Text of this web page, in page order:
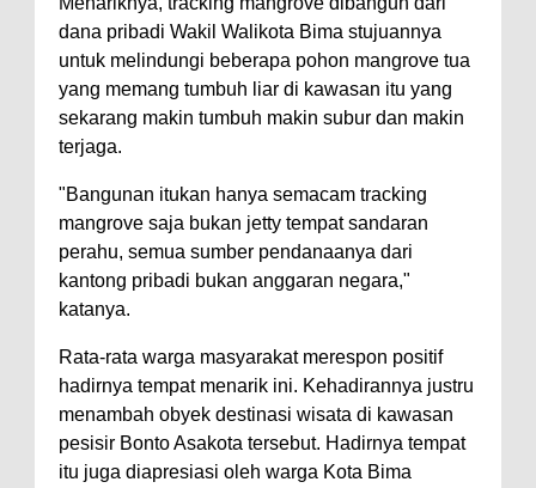
Bersih
Polsek Bolo Bongkar Peredaran
Sabu di Tambe, 2 Pria
Sabu Siap Edar
SIGAPUAN dan Ikhtiar Kota Bima
Menjemput Korban Kekerasan
dana pribadi Wakil Walikota Bima stujuannya
untuk melindungi beberapa pohon mangrove tua
yang memang tumbuh liar di kawasan itu yang
sekarang makin tumbuh makin subur dan makin
terjaga.
"Bangunan itukan hanya semacam tracking
mangrove saja bukan jetty tempat sandaran
perahu, semua sumber pendanaanya dari
kantong pribadi bukan anggaran negara,"
katanya.
Rata-rata warga masyarakat merespon positif
hadirnya tempat menarik ini. Kehadirannya justru
menambah obyek destinasi wisata di kawasan
pesisir Bonto Asakota tersebut. Hadirnya tempat
itu juga diapresiasi oleh warga Kota Bima